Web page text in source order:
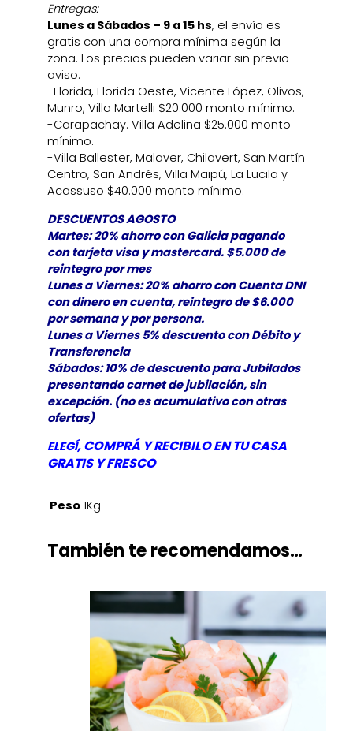
Entregas:
Lunes a Sábados – 9 a 15 hs, el envío es
gratis con una compra mínima según la
zona. Los precios pueden variar sin previo
aviso.
-Florida, Florida Oeste, Vicente López, Olivos,
Munro, Villa Martelli $20.000 monto mínimo.
-Carapachay. Villa Adelina $25.000 monto
mínimo.
-Villa Ballester, Malaver, Chilavert, San Martín
Centro, San Andrés, Villa Maipú, La Lucila y
Acassuso $40.000 monto mínimo.
DESCUENTOS AGOSTO
Martes: 20% ahorro con Galicia pagando
con tarjeta visa y mastercard. $5.000 de
reintegro por mes
Lunes a Viernes: 20% ahorro con Cuenta DNI
con dinero en cuenta, reintegro de $6.000
por semana y por persona.
Lunes a Viernes 5% descuento con Débito y
Transferencia
Sábados: 10% de descuento para Jubilados
presentando carnet de jubilación, sin
excepción. (no es acumulativo con otras
ofertas)
ELEGÍ, COMPRÁ Y RECIBILO EN TU CASA
GRATIS YFRESCO
Peso 1Kg
También te recomendamos…